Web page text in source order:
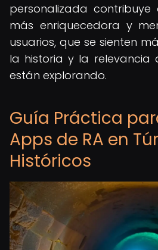
personalizada contribuye
más enriquecedora y
usuarios, que se sienten
la historia y la relevancia
están explorando.
Guía Práctica
Apps de RA en
Históricos